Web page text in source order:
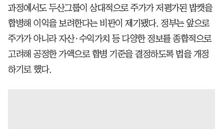
과정에서도 두산그룹이 상대적으로 주가가 저평가된 밥캣을
합병해 이익을 보려한다는 비판이 제기됐다. 정부는 앞으로
주가가 아니라 자산·수익가치 등 다양한 정보를 종합적으로
고려해 공정한 가액으로 합병 기준을 결정하도록 법을 개정
하기로 했다.